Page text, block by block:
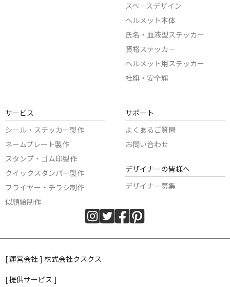
スペースデザイン
ヘルメット本体
氏名・血液型ステッカー
資格ステッカー
ヘルメット用ステッカー
社旗・安全旗
サービス
シール・ステッカー製作
ネームプレート製作
スタンプ・ゴム印製作
クイックスタンパー製作
フライヤー・チラシ制作
似顔絵制作
サポート
よくあるご質問
お問い合わせ
デザイナーの皆様へ
デザイナー募集
[ 運営会社 ] 株式会社クスクス
[ 提供サービス ]